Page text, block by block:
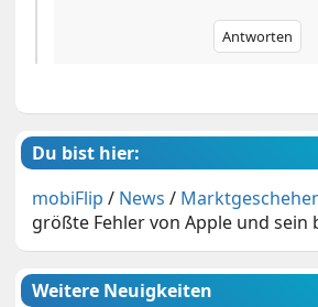
Antworten
Du bist hier:
mobiFlip / News /
größte Fehler von Apple und sein
Weitere Neuigkeiten